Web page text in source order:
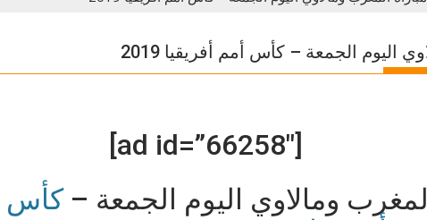
الجمعة – كأس أمم أفريقيا 2019
[ad id=”66258″]
ومالاوي اليوم الجمعة –كأس